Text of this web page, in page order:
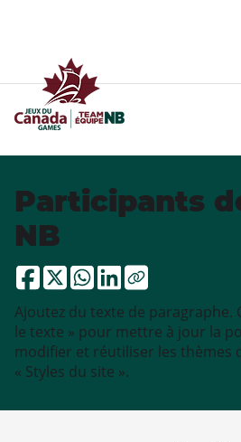
Participants
NB
Ajoutez du texte de paragraphe.
le texte » pour mettre à jour la
modifier et réutiliser les thèmes
« Styles du site ».